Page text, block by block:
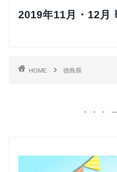
2019年11月・12月
HOME 徳島県